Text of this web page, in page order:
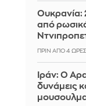
Ουκρανία:
από
ΠΡΙΝ ΑΠΌ 4 ΏΡΕΣ
Ιράν: Ο
δυνάμεις